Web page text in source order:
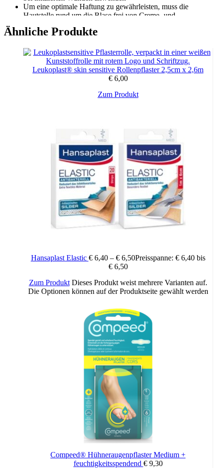
Um eine optimale Haftung zu gewährleisten, muss die
Hautstelle rund um die Blase frei von Creme- und
Das mit Compeed bedruckte Deckpapier abziehen, nicht die
Kleben Sie das Pflaster direkt auf die Blase, ohne die
Klebefläche zu berühren, entfernen Sie danach die weiße
Kunststofflasche
Achten Sie darauf, dass die Pflasterränder sorgfältig glatt
Das Compeed Pflaster erst entfernen, wenn es beginnt sich
Um beste Ergebnisse zu erzielen, die Anwendung der
Compeed Pflaster so lange wiederholen, bis die Haut
vollständig verheilt ist.
Compeed haftet deutlich länger auf der Haut als herkömmliche
Pflaster. Während des Heilungsprozesses löst sich das Pflaster von
alleine ab. Sollte es nötig sein, das Compeed Pflaster zu entfernen,
kann es entlang der Hautoberfläche gedehnt werden, als wolle man
es in die Länge ziehen.
Ähnliche Produkte
Leukoplast® skin sensitive Rollenpflaster 2,5cm x 2,6m
€6,00
Zum Produkt
Hansaplast Elastic €6,40 – €6,50Preisspanne: € 6,40 bis
€ 6,50
Zum Produkt Dieses Produkt weist mehrere Varianten auf.
Die Optionen können auf der Produktseite gewählt werden
Compeed® Hühneraugenpflaster Medium +
feuchtigkeitsspendend €9,30